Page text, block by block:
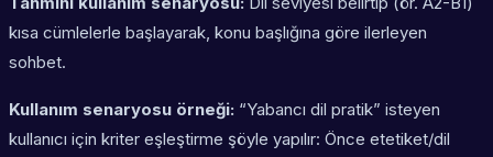
kısa cümlelerle başlayarak, konu başlığına göre ilerleyen
sohbet.
Kullanım senaryosu örneği: “Yabancı dil pratik” isteyen
kullanıcı için kriter eşleştirme şöyle yapılır: Önce etetiket/dil